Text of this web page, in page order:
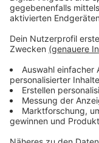
Anzeige
Weitere Infos
Anzeige
Mieten